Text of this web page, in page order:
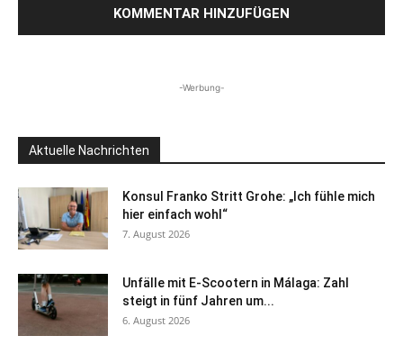
-Werbung-
Aktuelle Nachrichten
Konsul Franko Stritt Grohe: „Ich fühle mich
hier einfach wohl“
7. August 2026
Unfälle mit E-Scootern in Málaga: Zahl
steigt in fünf Jahren um...
6. August 2026